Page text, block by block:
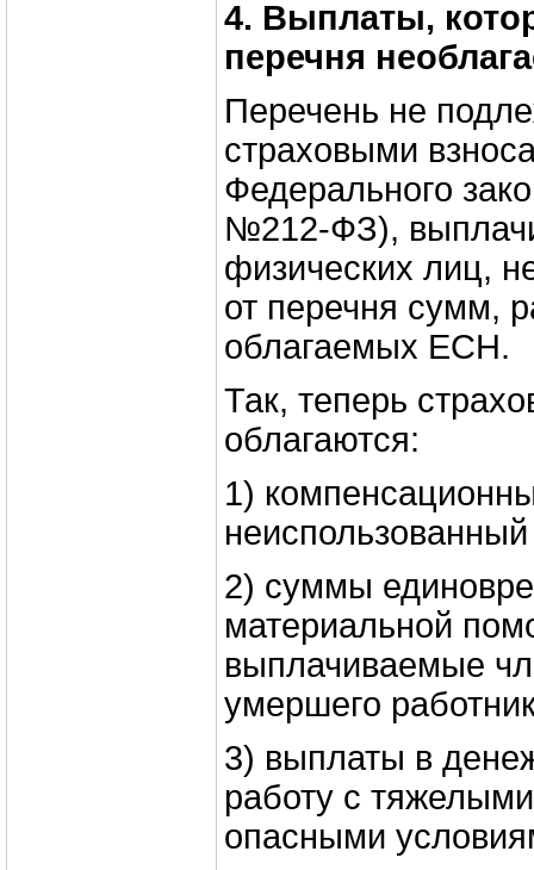
4. Выплаты,
перечня
Перечень не
страховыми
Федерального
№212‑ФЗ),
физических лиц,
от перечня сумм,
облагаемых ЕСН.
Так, теперь
облагаются:
1)
неиспользованный
2) суммы
материальной
выплачиваемые
умершего
3) выплаты в
работу с
опасными